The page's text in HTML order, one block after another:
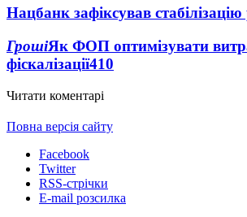
Нацбанк зафіксував стабілізацію
ГрошіЯк ФОП оптимізувати
фіскалізації410
Читати коментарі
Повна версія сайту
Facebook
Twitter
RSS-стрічки
E-mail розсилка